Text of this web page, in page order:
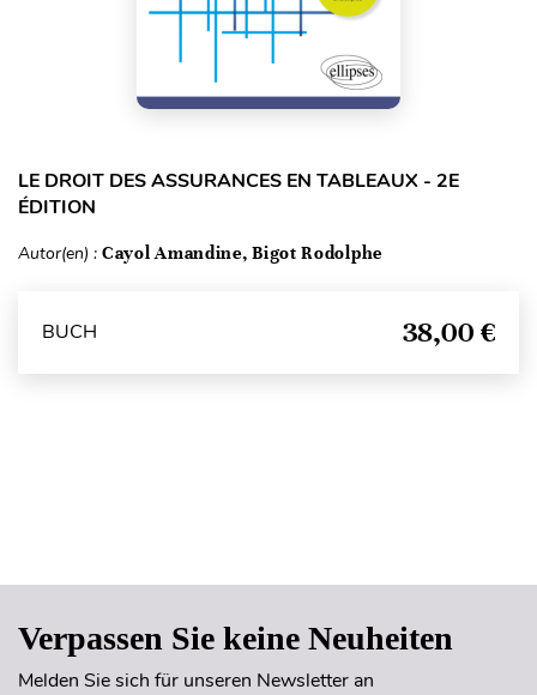
LE DROIT DES ASSURANCES EN TABLEAUX - 2E
ÉDITION
Autor(en) : Cayol Amandine, Bigot Rodolphe
BUCH 38,00 €
Verpassen Sie keine Neuheiten
Melden Sie sich für unseren Newsletter an